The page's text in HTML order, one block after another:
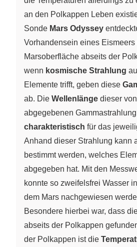
an den Polkappen Leben
Sonde Mars Odyssey
Vorhandensein eines
Marsoberfläche abseits der
wenn kosmische Strahlung
Elemente trifft, geben diese
ab. Die Wellenlänge dieser
abgegebenen
charakteristisch für das
Anhand dieser Strahlung kann
bestimmt werden, welches
abgegeben hat. Mit den
konnte so zweifelsfrei Wasser
dem Mars nachgewiesen
Besondere hierbei war, dass
abseits der Polkappen
der Polkappen ist die